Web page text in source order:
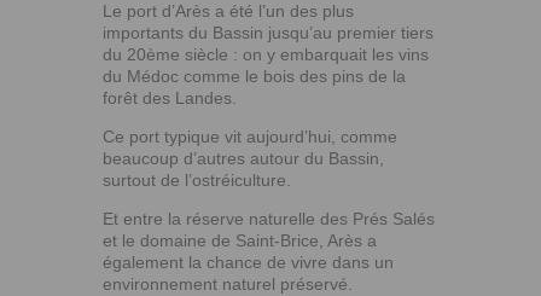
Le port d’Arès a été l’un des plus
importants du Bassin jusqu’au premier tiers
du 20ème siècle : on y embarquait les vins
du Médoc comme le bois des pins de la
forêt des Landes.
Ce port typique vit aujourd’hui, comme
beaucoup d’autres autour du Bassin,
surtout de l’ostréiculture.
Et entre la réserve naturelle des Prés Salés
et le domaine de Saint-Brice, Arès a
également la chance de vivre dans un
environnement naturel préservé.